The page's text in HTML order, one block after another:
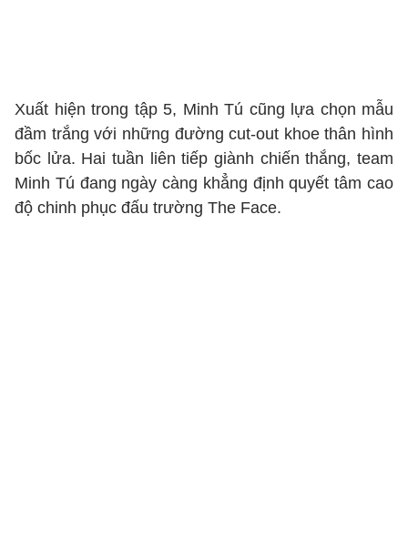
Xuất hiện trong tập 5, Minh Tú cũng lựa chọn mẫu
đầm trắng với những đường cut-out khoe thân hình
bốc lửa. Hai tuần liên tiếp giành chiến thắng, team
Minh Tú đang ngày càng khẳng định quyết tâm cao
độ chinh phục đấu trường The Face.